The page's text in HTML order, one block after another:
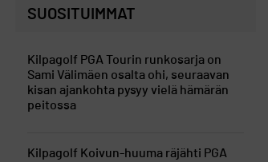
SUOSITUIMMAT
Kilpagolf PGA Tourin runkosarja on
Sami Välimäen osalta ohi, seuraavan
kisan ajankohta pysyy vielä hämärän
peitossa
Kilpagolf Koivun-huuma räjähti PGA